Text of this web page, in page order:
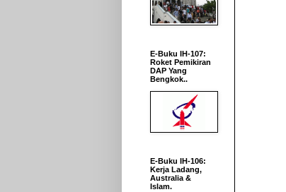
E-Buku IH-107:
Roket Pemikiran
DAP Yang
Bengkok..
E-Buku IH-106:
Kerja Ladang,
Australia &
Islam.